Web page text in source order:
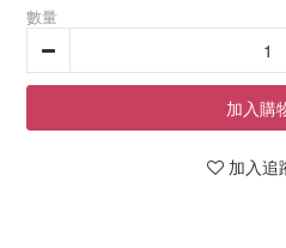
數量
加入購
加入追